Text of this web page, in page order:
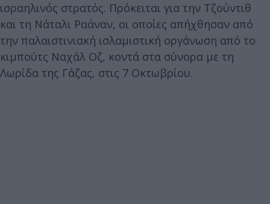
ισραηλινός στρατός. Πρόκειται για την Τζούντιθ
και τη Νάταλι Ραάναν, οι οποίες απήχθησαν από
την παλαιστινιακή ισλαμιστική οργάνωση από το
κιμπούτς Ναχάλ Οζ, κοντά στα σύνορα με τη
Λωρίδα της Γάζας, στις 7 Οκτωβρίου.